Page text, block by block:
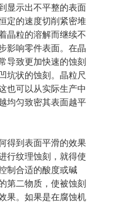
显示出不平整的表面
定的速度切削紧密堆
晶粒的溶解而继续不
影响零件表面。在晶
导致更加快速的蚀刻
坑状的蚀刻。晶粒尺
也可以从实际生产中
均匀致密其表面越平
得到表面平滑的效果
行纹理蚀刻，就得使
制合适的酸度或碱
第二物质，使被蚀刻
果。如果是在腐蚀机